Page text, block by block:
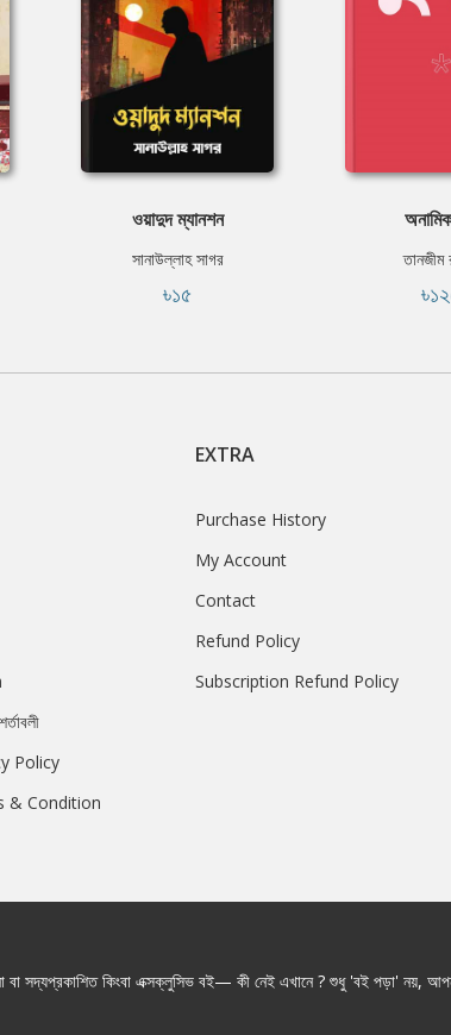
ওয়াদুদ ম্যানশন
সানাউল্লাহ সাগর
৳১৫
তানজীম
Policy
& Condition
EXTRA
Purchase History
My Account
Contact
Refund Policy
Subscription Refund Policy
বা সদ্যপ্রকাশিত কিংবা এক্সক্লুসিভ বই— কী নেই এখানে ? শুধু 'বই পড়া' নয়,